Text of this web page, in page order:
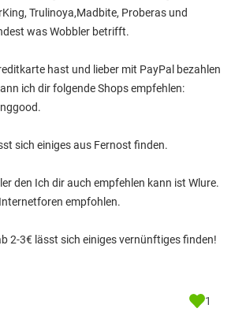
Trulinoya,Madbite, Proberas und
was Wobbler betrifft.
hast und lieber mit PayPal bezahlen
ich dir folgende Shops empfehlen:
sich einiges aus Fernost finden.
den Ich dir auch empfehlen kann ist Wlure.
empfohlen.
2-3€ lässt sich einiges vernünftiges finden!
1